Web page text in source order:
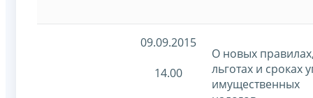
09.09.2015
14.00
О новых
льготах и сроках
имущественных